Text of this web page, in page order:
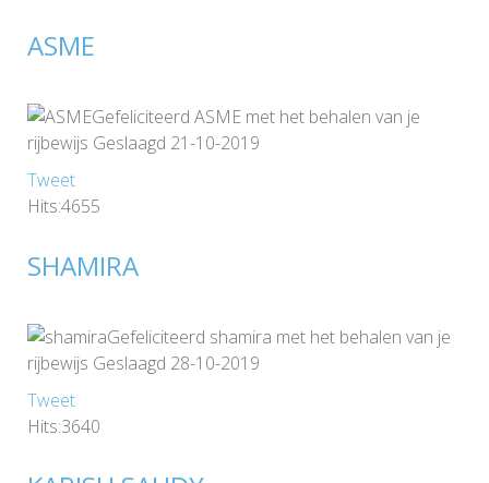
ASME
Gefeliciteerd ASME met het behalen van je
rijbewijs Geslaagd 21-10-2019
Tweet
Hits:4655
SHAMIRA
Gefeliciteerd shamira met het behalen van je
rijbewijs Geslaagd 28-10-2019
Tweet
Hits:3640